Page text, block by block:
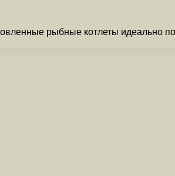
рыбные котлеты идеально